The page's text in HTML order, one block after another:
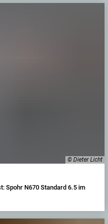
© Dieter Licht
Spohr N670 Standard 6.5 im